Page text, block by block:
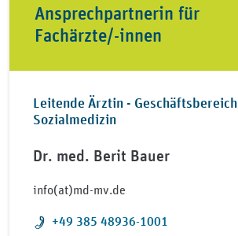
Ansprechpartnerin für
Fachärzte/-innen
Leitende Ärztin - Geschäftsbereich
Sozialmedizin
Dr. med. Berit Bauer
info(at)md-mv.de
Telefon:
+49 385 48936-1001